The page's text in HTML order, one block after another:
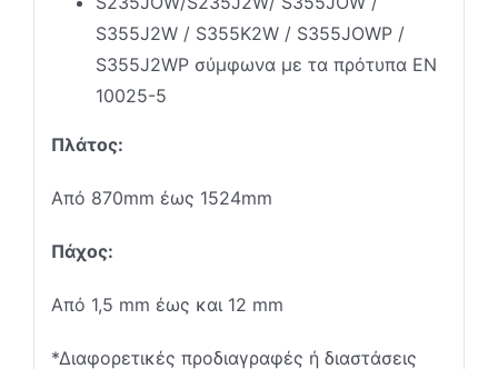
S355J2W / S355K2W / S355JOWP /
S355J2WP σύμφωνα με τα πρότυπα EN
10025-5
Πλάτος:
Από 870mm έως 1524mm
Πάχος:
Από 1,5 mm έως και 12 mm
*Διαφορετικές προδιαγραφές ή διαστάσεις